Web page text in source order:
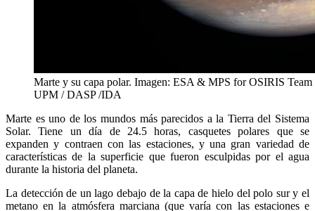
Marte y su capa polar. Imagen: ESA & MPS for OSIRIS
UPM / DASP /IDA
Marte es uno de los mundos más parecidos a la Tierra del Sistema
Solar. Tiene un día de 24.5 horas, casquetes polares que se
expanden y contraen con las estaciones, y una gran variedad de
características de la superficie que fueron esculpidas por el agua
durante la historia del planeta.
La detección de un lago debajo de la capa de hielo del polo sur y el
metano en la atmósfera marciana (que varía con las estaciones e